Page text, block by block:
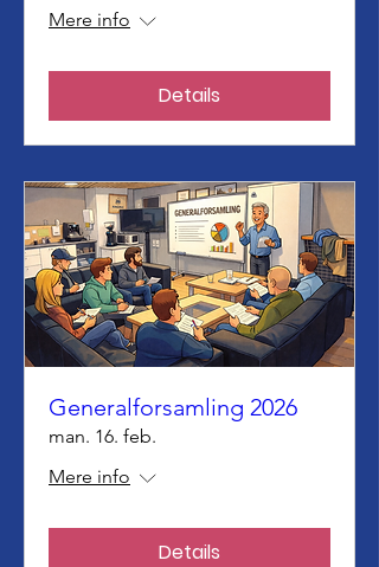
Mere info
Details
Generalforsamling 2026
man. 16. feb.
Mere info
Details